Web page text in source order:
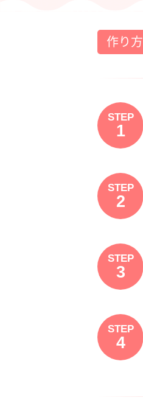
作り方
STEP
1
STEP
2
STEP
3
STEP
4